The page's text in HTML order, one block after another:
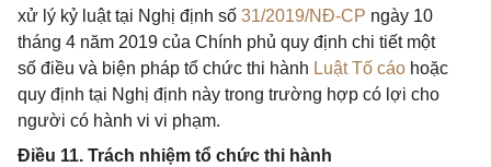
xử lý kỷ luật tại Nghị định số 31/2019/NĐ-CP ngày 10
tháng 4 năm 2019 của Chính phủ quy định chi tiết một
số điều và biện pháp tổ chức thi hành Luật Tố cáo hoặc
quy định tại Nghị định này trong trường hợp có lợi cho
người có hành vi vi phạm.
Điều 11. Trách nhiệm tổ chức thi hành